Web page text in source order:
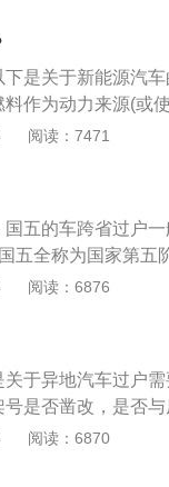
管所本地并办理车
证，原车牌号，
是关于新能源汽
作为动力来源(或
控制和驱动方面
电池电动汽车、氢
阅读：7471
五的车跨省过户
五全称为国家第五
平相当于欧洲第5
可降低25%，重
过户手续，暂时不
的是新车，国五
车并不被限制上牌
阅读：6876
于异地汽车过户
是否凿改，是否
海关监管的机动车
阅读：6870